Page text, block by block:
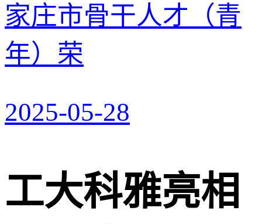
家庄市骨干人才（青
年）荣
2025-05-28
工大科雅亮相